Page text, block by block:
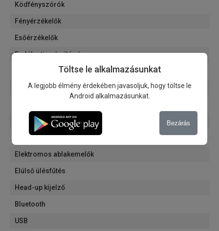
Ködfényszórók
Fényérzékelők
Esőérzékelők
Fedélzeti számítógép
Tetőcsomagtartó
Elektromos tükrök
Alufelnik
Navigáció
Elektromos ablakemelők
Elülső ülésfűtés
Head-up kijelző
Bluetooth
USB
Töltse le alkalmazásunkat
A legjobb élmény érdekében javasoljuk, hogy töltse le
Android alkalmazásunkat.
Bezárás